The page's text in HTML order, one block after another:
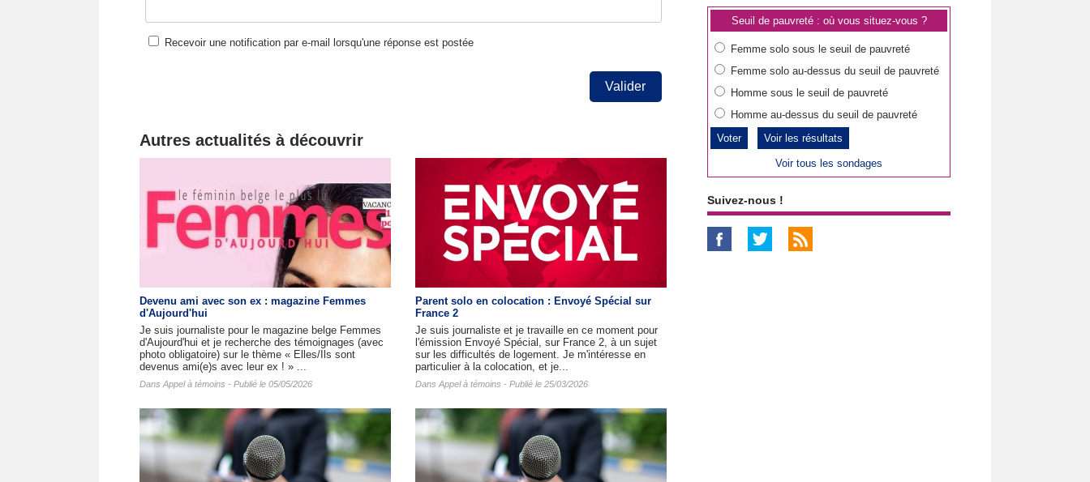
Recevoir une notification par e-mail lorsqu'une réponse est postée
Valider
Autres actualités à découvrir
Devenu ami avec son ex : magazine Femmes
d'Aujourd'hui
Je suis journaliste pour le magazine belge Femmes
d'Aujourd'hui et je recherche des témoignages (avec
photo obligatoire) sur le thème « Elles/Ils sont
devenus ami(e)s avec leur ex ! » ...
Dans Appel à témoins - Publié le 05/05/2026
Parent solo en colocation : Envoyé Spécial sur
France 2
Je suis journaliste et je travaille en ce moment pour
l'émission Envoyé Spécial, sur France 2, à un sujet
sur les difficultés de logement. Je m'intéresse en
particulier à la colocation, et je...
Dans Appel à témoins - Publié le 25/03/2026
Seuil de pauvreté : où vous situez-vous ?
Femme solo sous le seuil de pauvreté
Femme solo au-dessus du seuil de pauvreté
Homme sous le seuil de pauvreté
Homme au-dessus du seuil de pauvreté
Voir les résultats
Voir tous les sondages
Suivez-nous !